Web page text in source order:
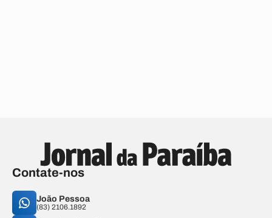
Contate-nos
João Pessoa
(83) 2106.1892